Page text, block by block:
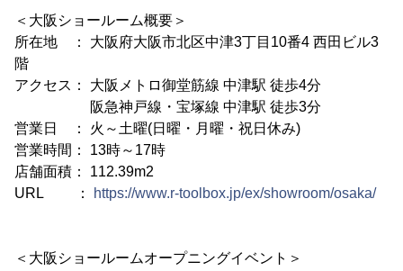
＜大阪ショールーム概要＞
所在地 ： 大阪府大阪市北区中津3丁目10番4 西田ビル3
階
アクセス： 大阪メトロ御堂筋線 中津駅 徒歩4分
阪急神戸線・宝塚線 中津駅 徒歩3分
営業日 ： 火～土曜(日曜・月曜・祝日休み)
営業時間： 13時～17時
店舗面積： 112.39m2
URL ：
https://www.r-toolbox.jp/ex/showroom/osaka/
＜大阪ショールームオープニングイベント＞